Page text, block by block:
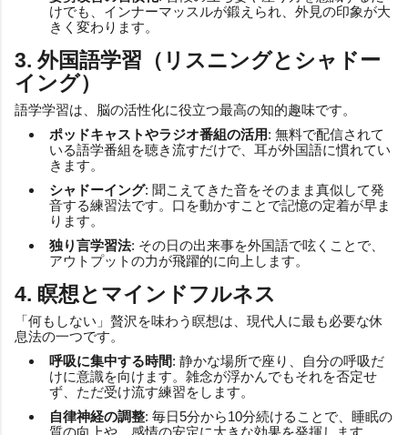
けでも、インナーマッスルが鍛えられ、外見の印象が大
きく変わります。
3. 外国語学習（リスニングとシャドー
イング）
語学学習は、脳の活性化に役立つ最高の知的趣味です。
ポッドキャストやラジオ番組の活用: 無料で配信されて
いる語学番組を聴き流すだけで、耳が外国語に慣れてい
きます。
シャドーイング: 聞こえてきた音をそのまま真似して発
音する練習法です。口を動かすことで記憶の定着が早ま
ります。
独り言学習法: その日の出来事を外国語で呟くことで、
アウトプットの力が飛躍的に向上します。
4. 瞑想とマインドフルネス
「何もしない」贅沢を味わう瞑想は、現代人に最も必要な休
息法の一つです。
呼吸に集中する時間: 静かな場所で座り、自分の呼吸だ
けに意識を向けます。雑念が浮かんでもそれを否定せ
ず、ただ受け流す練習をします。
自律神経の調整: 毎日5分から10分続けることで、睡眠の
質の向上や、感情の安定に大きな効果を発揮します。